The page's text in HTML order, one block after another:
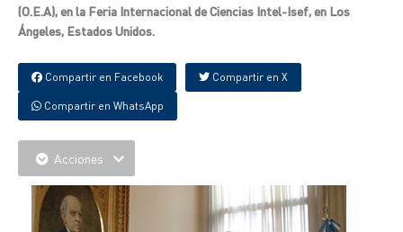
(O.E.A), en la Feria Internacional de Ciencias Intel-Isef, en Los
Ángeles, Estados Unidos.
Compartir en Facebook Compartir en X
Compartir en WhatsApp
Acciones